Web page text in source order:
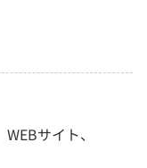
サイト、